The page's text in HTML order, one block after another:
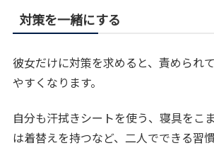
対策を一緒にする
彼女だけに対策を求めると、責められ
やすくなります。
自分も汗拭きシートを使う、寝具をこ
は着替えを持つなど、二人でできる習